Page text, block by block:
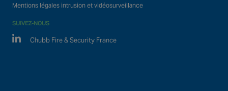
Mentions légales intrusion et vidéosurveillance
SUIVEZ-NOUS
Linked In
Chubb Fire & Security France